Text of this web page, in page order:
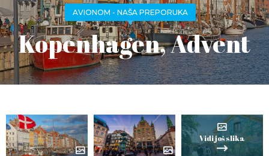
AVIONOM - NAŠA PREPORUKA
Kopenhagen, Advent
Vidi još slika